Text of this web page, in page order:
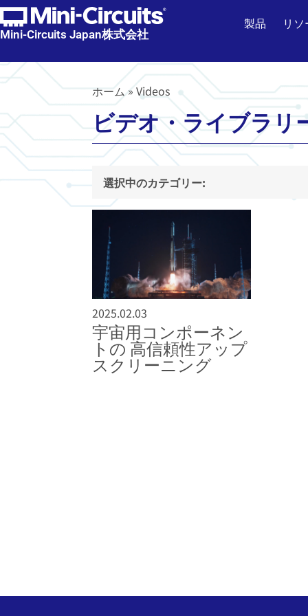
Mini-Circuits Japan株式会社
製品 リ
ホーム»Videos
ビデオ・ライブラリ
選択中のカテゴリー:
2025.02.03
宇宙用コンポーネン
トの 高信頼性アップ
スクリーニング